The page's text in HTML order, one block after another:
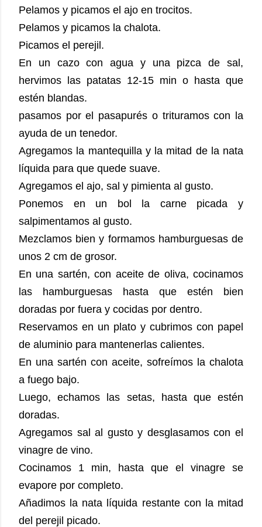
Pelamos y picamos el ajo en trocitos.
Pelamos y picamos la chalota.
Picamos el perejil.
En un cazo con agua y una pizca de sal,
hervimos las patatas 12-15 min o hasta que
estén blandas.
pasamos por el pasapurés o trituramos con la
ayuda de un tenedor.
Agregamos la mantequilla y la mitad de la nata
líquida para que quede suave.
Agregamos el ajo, sal y pimienta al gusto.
Ponemos en un bol la carne picada y
salpimentamos al gusto.
Mezclamos bien y formamos hamburguesas de
unos 2 cm de grosor.
En una sartén, con aceite de oliva, cocinamos
las hamburguesas hasta que estén bien
doradas por fuera y cocidas por dentro.
Reservamos en un plato y cubrimos con papel
de aluminio para mantenerlas calientes.
En una sartén con aceite, sofreímos la chalota
a fuego bajo.
Luego, echamos las setas, hasta que estén
doradas.
Agregamos sal al gusto y desglasamos con el
vinagre de vino.
Cocinamos 1 min, hasta que el vinagre se
evapore por completo.
Añadimos la nata líquida restante con la mitad
del perejil picado.